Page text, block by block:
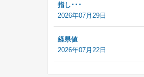
指し･･･
2026年07月29日
経県値
2026年07月22日